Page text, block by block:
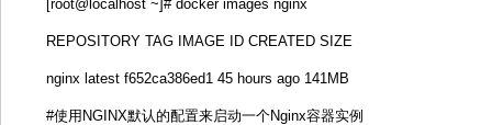
[root@localhost ~]# docker images nginx
REPOSITORY TAG IMAGE ID CREATED SIZE
nginx latest f652ca386ed1 45 hours ago 141MB
#使用NGINX默认的配置来启动一个Nginx容器实例